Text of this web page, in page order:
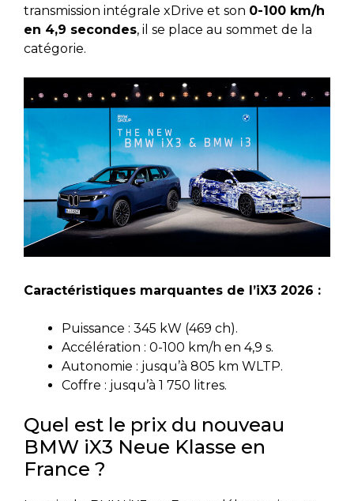
transmission intégrale xDrive et son 0-100 km/h
en 4,9 secondes, il se place au sommet de la
catégorie.
Caractéristiques marquantes de l’iX3 2026 :
Puissance : 345 kW (469 ch).
Accélération : 0-100 km/h en 4,9 s.
Autonomie : jusqu’à 805 km WLTP.
Coffre : jusqu’à 1 750 litres.
Quel est le prix du nouveau
BMW iX3 Neue Klasse en
France ?